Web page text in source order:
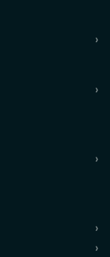
›
›
›
›
›